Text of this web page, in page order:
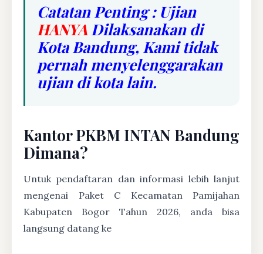
Catatan Penting : Ujian
HANYA Dilaksanakan di
Kota Bandung, Kami tidak
pernah menyelenggarakan
ujian di kota lain.
Kantor PKBM INTAN Bandung
Dimana?
Untuk pendaftaran dan informasi lebih lanjut
mengenai Paket C Kecamatan Pamijahan
Kabupaten Bogor Tahun 2026, anda bisa
langsung datang ke